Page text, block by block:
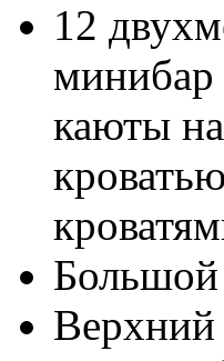
12
минибар
каюты
Верхний